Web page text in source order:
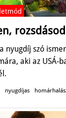
nyugdíj szó
aki az USÁ-
nyugdíjas